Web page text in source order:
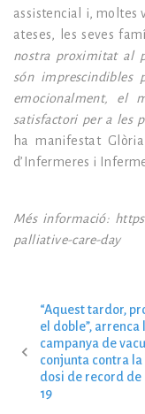
assistencial i, moltes
ateses, les seves
nostra proximitat al
són imprescindibles
emocionalment, el
satisfactori per a les
ha manifestat
d’Infermeres i
Més informació:
palliative-care-day
N
“Aquest tardor,
el doble”, arrenca
campanya de
conjunta contra la
dosi de record de
19